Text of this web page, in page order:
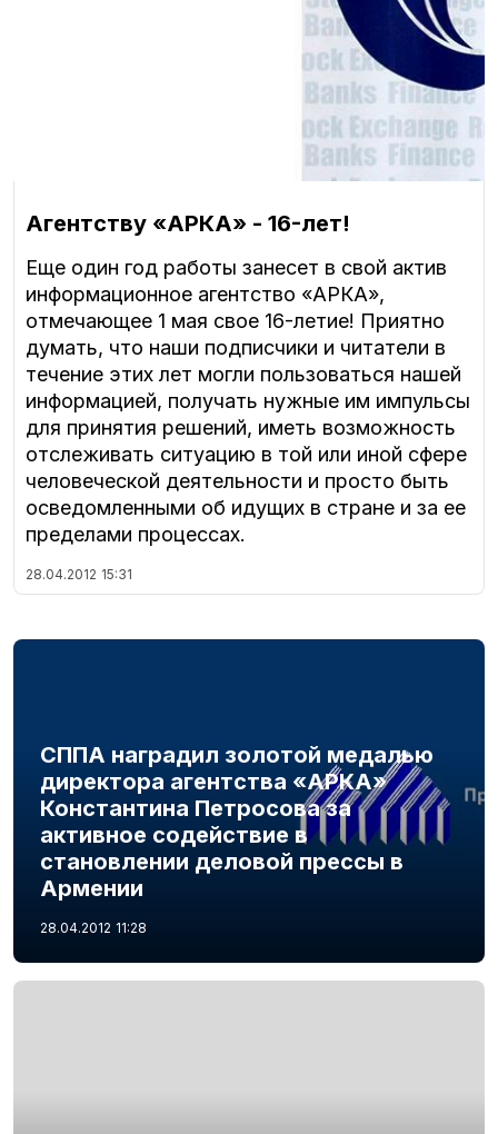
Агентству «АРКА» - 16-лет!
Еще один год работы занесет в свой актив
информационное агентство «АРКА»,
отмечающее 1 мая свое 16-летие! Приятно
думать, что наши подписчики и читатели в
течение этих лет могли пользоваться нашей
информацией, получать нужные им импульсы
для принятия решений, иметь возможность
отслеживать ситуацию в той или иной сфере
человеческой деятельности и просто быть
осведомленными об идущих в стране и за ее
пределами процессах.
28.04.2012 15:31
СППА наградил золотой медалью
директора агентства «АРКА»
Константина Петросова за
активное содействие в
становлении деловой прессы в
Армении
28.04.2012 11:28